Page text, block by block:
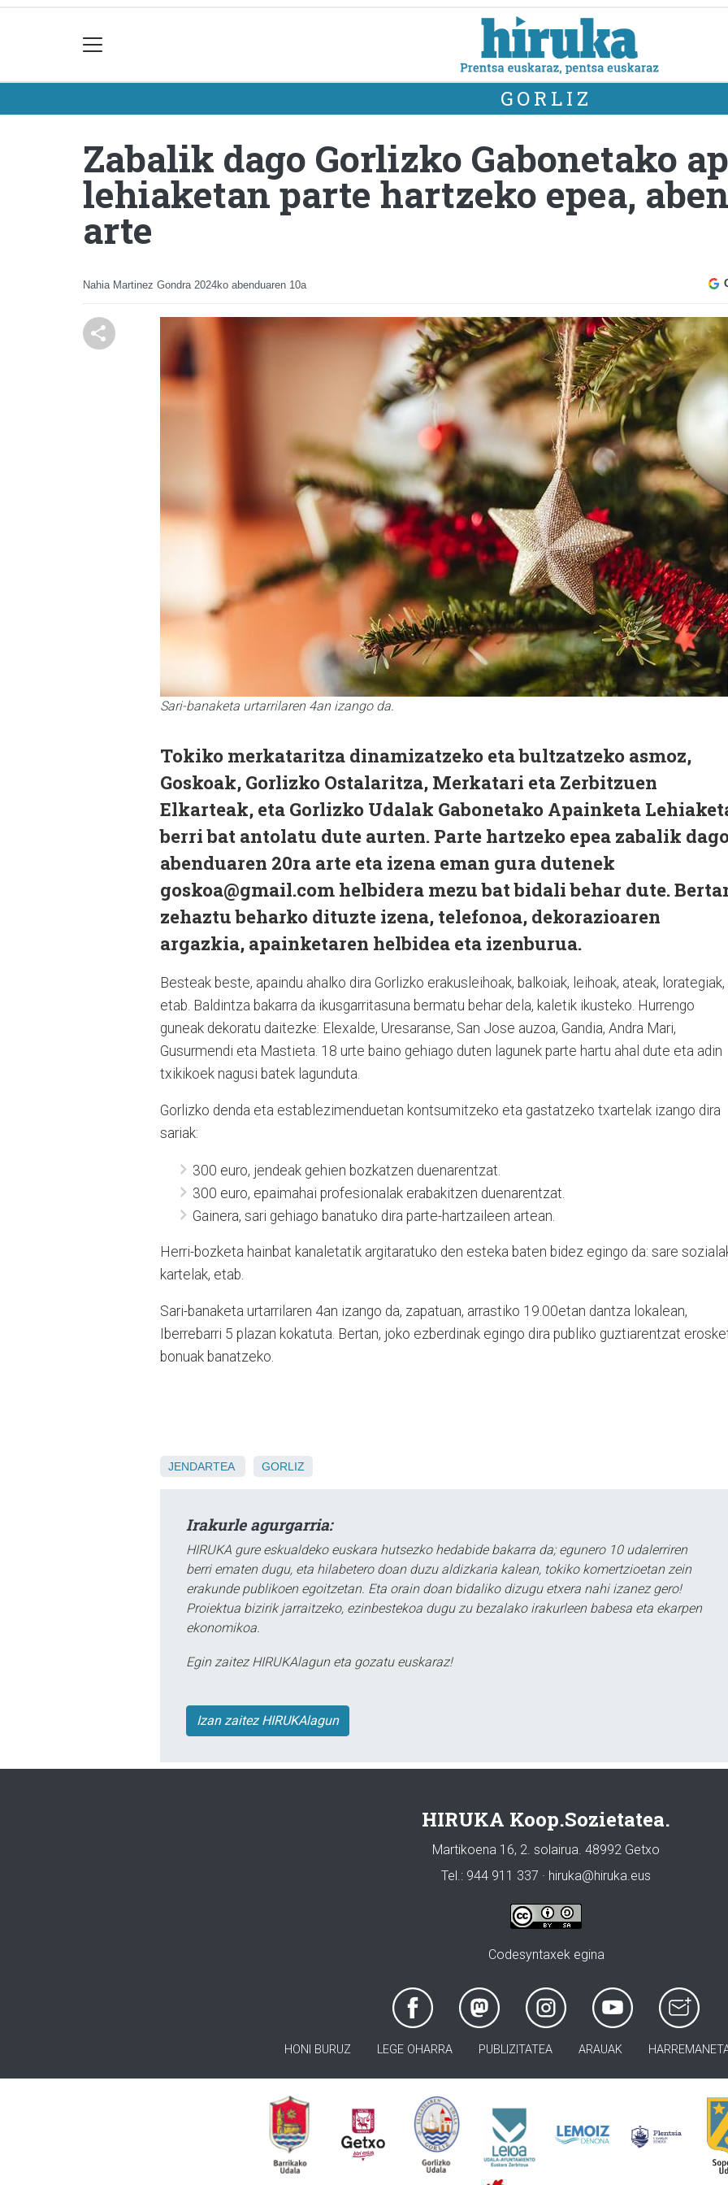
GORLIZ
Zabalik dago Gorlizko Gabonetako
lehiaketan parte hartzeko epea,
arte
Nahia Martinez Gondra 2024ko abenduaren 10a
Sari-banaketa urtarrilaren 4an izango da.
Tokiko merkataritza dinamizatzeko eta bultzatzeko asmoz,
Goskoak, Gorlizko Ostalaritza, Merkatari eta Zerbitzuen
Elkarteak, eta Gorlizko Udalak Gabonetako Apainketa
berri bat antolatu dute aurten. Parte hartzeko epea zabalik
abenduaren 20ra arte eta izena eman gura dutenek
goskoa@gmail.com helbidera mezu bat bidali behar dute.
zehaztu beharko dituzte izena, telefonoa, dekorazioaren
argazkia, apainketaren helbidea eta izenburua.
Besteak beste, apaindu ahalko dira Gorlizko erakusleihoak, balkoiak, leihoak, ateak, lorategiak,
etab. Baldintza bakarra da ikusgarritasuna bermatu behar dela, kaletik ikusteko. Hurrengo
guneak dekoratu daitezke: Elexalde, Uresaranse, San Jose auzoa, Gandia, Andra Mari,
Gusurmendi eta Mastieta. 18 urte baino gehiago duten lagunek parte hartu ahal dute eta adin
txikikoek nagusi batek lagunduta.
Gorlizko denda eta establezimenduetan kontsumitzeko eta gasta​tzeko txartelak izango dira
sariak:
300 euro, jendeak gehien bozkatzen duenarentzat.
300 euro, epaimahai profesionalak erabakitzen duenarentzat.
Gainera, sari gehiago banatuko dira parte-hartzaileen artean.
Herri-bozketa hainbat kanaletatik argitaratuko den esteka baten bidez egingo da: sare
kartelak, etab.
Sari-banaketa urtarrilaren 4an izango da, zapatuan, arrastiko 19.00etan dantza lokalean,
Iberrebarri 5 plazan kokatuta. Bertan, joko ezberdinak egingo dira publiko guztiarentzat
bonuak banatzeko.
JENDARTEA GORLIZ
Irakurle agurgarria:
HIRUKA gure eskualdeko euskara hutsezko hedabide bakarra da; egunero 10 udalerriren
berri ematen dugu, eta hilabetero doan duzu aldizkaria kalean, tokiko komertzioetan zein
erakunde publikoen egoitzetan. Eta orain doan bidaliko dizugu etxera nahi izanez gero!
Proiektua bizirik jarraitzeko, ezinbestekoa dugu zu bezalako irakurleen babesa eta ekarpen
ekonomikoa.
Egin zaitez HIRUKAlagun eta gozatu euskaraz!
Izan zaitez HIRUKAlagun
HIRUKA Koop.Sozietatea.
Martikoena 16, 2. solairua. 48992 Getxo
Tel.: 944 911 337 · hiruka@hiruka.eus
Codesyntaxek egina
HONI BURUZ LEGE OHARRA PUBLIZITATEA ARAUAK